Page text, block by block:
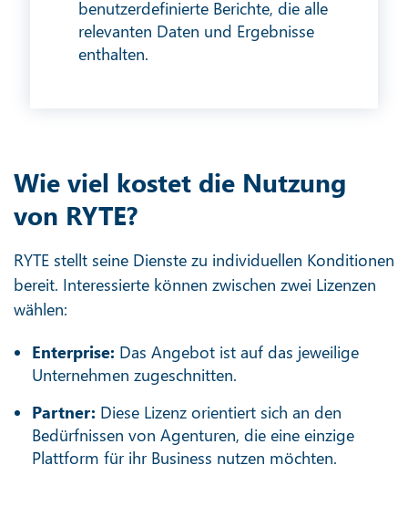
benutzerdefinierte Berichte, die alle
relevanten Daten und Ergebnisse
enthalten.
Wie viel kostet die Nutzung
von RYTE?
RYTE stellt seine Dienste zu individuellen Konditionen
bereit. Interessierte können zwischen zwei Lizenzen
wählen:
Enterprise: Das Angebot ist auf das jeweilige
Unternehmen zugeschnitten.
Partner: Diese Lizenz orientiert sich an den
Bedürfnissen von Agenturen, die eine einzige
Plattform für ihr Business nutzen möchten.